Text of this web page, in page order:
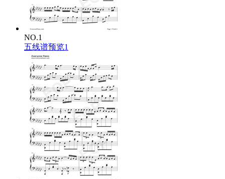
我想要陪你很久很久
如果我们终有一天变得很复杂
一定是有颗种子在我心里生根发芽
它听我讲话 慢慢长大
形成了不能愈合的伤疤
可能是熟悉的地方没有风景
所以你要去很远的地方找自己
星星不会离开月亮
我也不会离开你
可能他出现在未来
没出现在现在
不小心搞乱你的时差
可能是你所谓的转角
是其他人的直线
所以没法给你个回答
NO.1
五线谱预览1